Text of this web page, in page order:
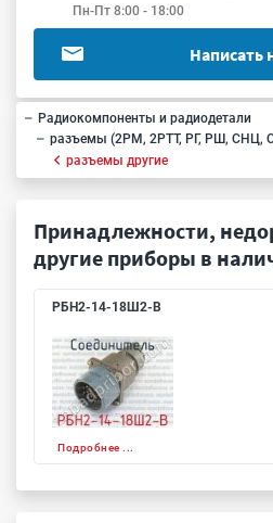
Пн-Пт 8:00 - 18:00
Написать
Радиокомпоненты и радиодетали
разъемы (2РМ, 2РТТ, РГ, РШ, СНЦ,
разъемы другие
Принадлежности,
другие приборы в
РБН2-14-18Ш2-В
Подробнее ...